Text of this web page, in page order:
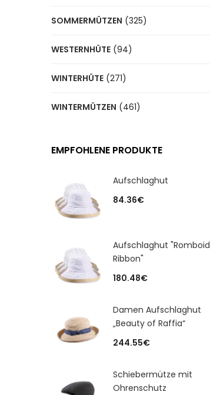
SOMMERMÜTZEN (325)
WESTERNHÜTE (94)
WINTERHÜTE (271)
WINTERMÜTZEN (461)
EMPFOHLENE PRODUKTE
Aufschlaghut
84.36€
Aufschlaghut "Romboid
Ribbon"
180.48€
Damen Aufschlaghut
„Beauty of Raffia“
244.55€
Schiebermütze mit
Ohrenschutz